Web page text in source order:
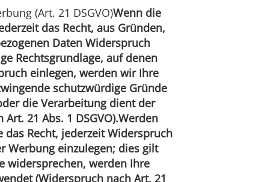
(Art. 21 DSGVO)Wenn die
das Recht, aus Gründen,
Daten Widerspruch
Rechtsgrundlage, auf denen
einlegen, werden wir Ihre
schutzwürdige Gründe
die Verarbeitung dient der
21 Abs. 1 DSGVO).Werden
Recht, jederzeit Widerspruch
Werbung einzulegen; dies gilt
widersprechen, werden Ihre
(Widerspruch nach Art. 21